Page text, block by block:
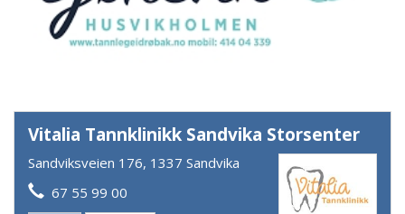
Vitalia Tannklinikk Sandvika Storsenter
Sandviksveien 176, 1337 Sandvika
67 55 99 00